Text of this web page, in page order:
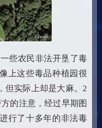
农民非法开垦了毒
上这些毒品种植园很
但实际上却是大麻。2
的注意，经过早期图
行了十多年的非法毒